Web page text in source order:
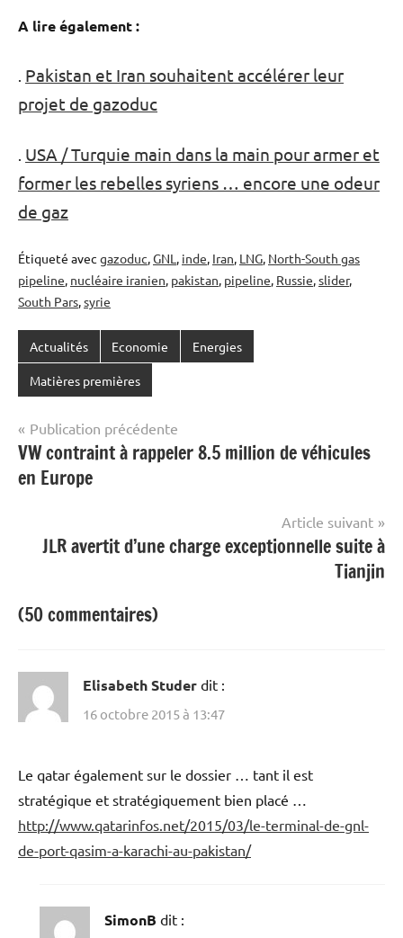
A lire également :
Pakistan et Iran souhaitent accélérer leur
projet de gazoduc
USA / Turquie main dans la main pour armer et
former les rebelles syriens … encore une odeur
de gaz
Étiqueté avec gazoduc GNL inde Iran LNG North-South gas
pipeline nucléaire iranien pakistan pipeline Russie slider,
South Pars syrie
Actualités Economie Energies
Matières premières
Navigation
de
l’article
Publication précédente
VW contraint à rappeler 8.5 million de véhicules
en Europe
Article suivant
JLR avertit d’une charge exceptionnelle suite à
Tianjin
(50 commentaires)
Elisabeth Studer dit :
16 octobre 2015 à 13:47
Le qatar également sur le dossier … tant il est
stratégique et stratégiquement bien placé …
http://www.qatarinfos.net/2015/03/le-terminal-de-gnl-
de-port-qasim-a-karachi-au-pakistan/
SimonB dit :